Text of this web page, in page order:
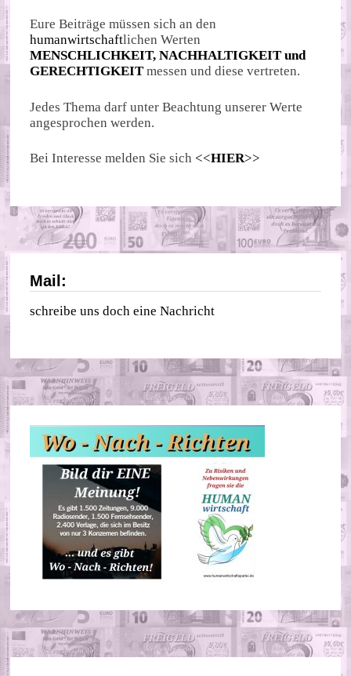
Eure Beiträge müssen sich an den
humanwirtschaftlichen Werten
MENSCHLICHKEIT, NACHHALTIGKEIT und
GERECHTIGKEIT messen und diese vertreten.
Jedes Thema darf unter Beachtung unserer Werte
angesprochen werden.
Bei Interesse melden Sie sich <<HIER>>
Mail:
schreibe uns doch eine Nachricht